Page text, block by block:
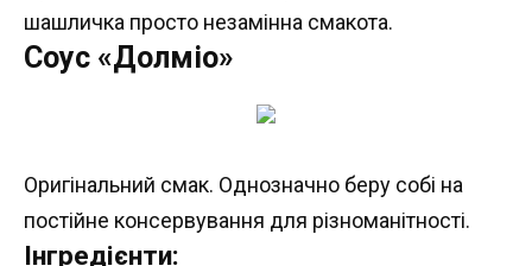
шашличка просто незамінна смакота.
Соус «Долміо»
Оригінальний смак. Однозначно беру собі на
постійне консервування для різноманітності.
Інгредієнти: